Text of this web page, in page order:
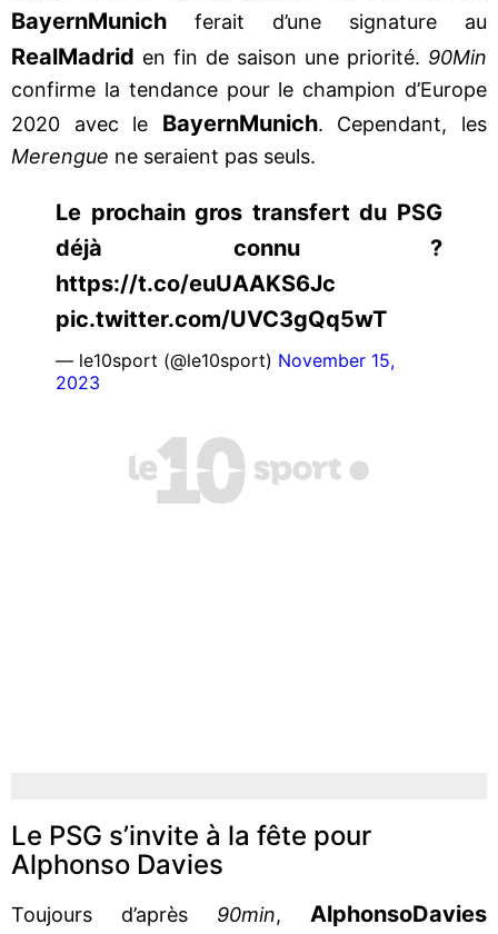
BayernMunich ferait d’une signature au
RealMadrid en fin de saison une priorité. 90Min
confirme la tendance pour le champion d’Europe
2020 avec le BayernMunich. Cependant, les
Merengue ne seraient pas seuls.
Le prochain gros transfert du PSG
déjà connu ?
https://t.co/euUAAKS6Jc
pic.twitter.com/UVC3gQq5wT
— le10sport (@le10sport) November 15,
2023
Le PSG s’invite à la fête pour
Alphonso Davies
Toujours d’après 90min, AlphonsoDavies